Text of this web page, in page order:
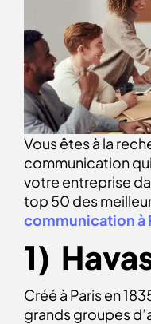
Vous êtes à la
communication
votre entreprise
top 50 des
communication à
1)
Créé à Paris en
grands groupes